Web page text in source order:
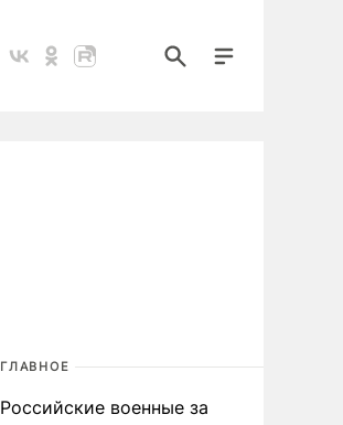
ГЛАВНОЕ
Российские военные за